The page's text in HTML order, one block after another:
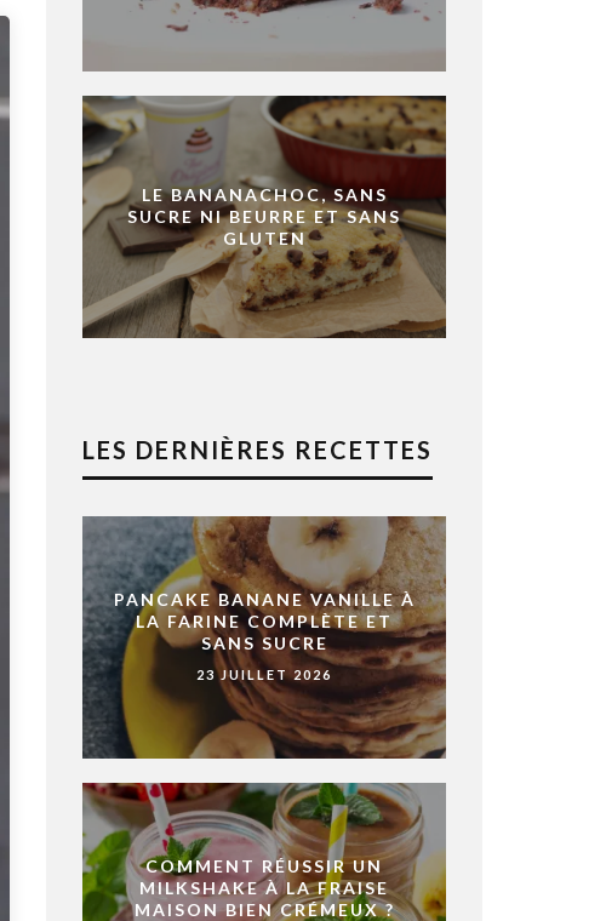
LE BANANACHOC, SANS
SUCRE NI BEURRE ET SANS
GLUTEN
LES DERNIÈRES RECETTES
PANCAKE BANANE VANILLE À
LA FARINE COMPLÈTE ET
SANS SUCRE
23 JUILLET 2026
COMMENT RÉUSSIR UN
MILKSHAKE À LA FRAISE
MAISON BIEN CRÉMEUX ?